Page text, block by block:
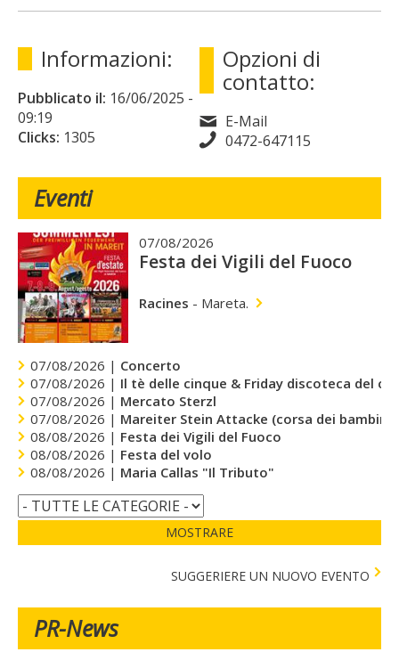
Informazioni:
Pubblicato il: 16/06/2025 -
09:19
Clicks: 1305
Opzioni di
contatto:
E-Mail
0472-647115
Eventi
07/08/2026
Festa dei Vigili del Fuoco
Racines - Mareta.
07/08/2026 | Concerto
07/08/2026 | Il tè delle cinque & Friday discoteca del
07/08/2026 | Mercato Sterzl
07/08/2026 | Mareiter Stein Attacke (corsa dei bambini)
08/08/2026 | Festa dei Vigili del Fuoco
08/08/2026 | Festa del volo
08/08/2026 | Maria Callas "Il Tributo"
MOSTRARE
SUGGERIERE UN NUOVO EVENTO
PR-News